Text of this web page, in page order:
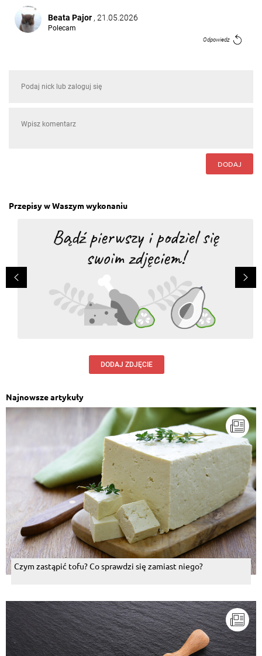
Beata Pajor , 21.05.2026
Polecam
Odpowiedz
DODAJ
Przepisy w Waszym wykonaniu
DODAJ ZDJĘCIE
Najnowsze artykuły
Czym zastąpić tofu? Co sprawdzi się zamiast niego?